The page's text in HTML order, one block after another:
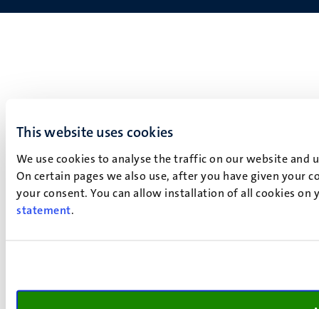
This website uses cookies
We use cookies to analyse the traffic on our website
On certain pages we also use, after you have given your
your consent. You can allow installation of all cookies
statement.